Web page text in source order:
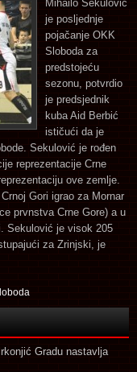
Mihailo Sekulović
je posljednje
pojačanje OKK
Sloboda za
predstojeću
sezonu, potvrdio
je predsjednik
kuba Aid Berbić
ističući da je
Sekulović je rođen
reprezentacije Crne
ove zemlje.
Gori igrao za Mornar
prvnstva Crne Gore) a u
Sekulović je visok 205
za Zrinjski, je
Gradu nastavlja